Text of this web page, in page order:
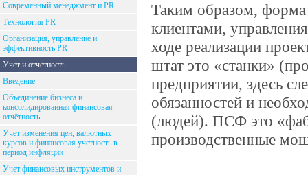
Современный менеджмент и PR
Технология PR
Организация, управление и
эффективность PR
Учёт и отчётность
Введение
Объединение бизнеса и
консолидированная финансовая
отчётность
Учет изменения цен, валютных
курсов и финансовая учетность в
период инфляции
Учет финансовых инструментов и
Таким образом, форма
клиентами,
ходе реализации
штат это «станки»
предприятии, здесь
обязанностей и
(людей). ПСФ это
производственные